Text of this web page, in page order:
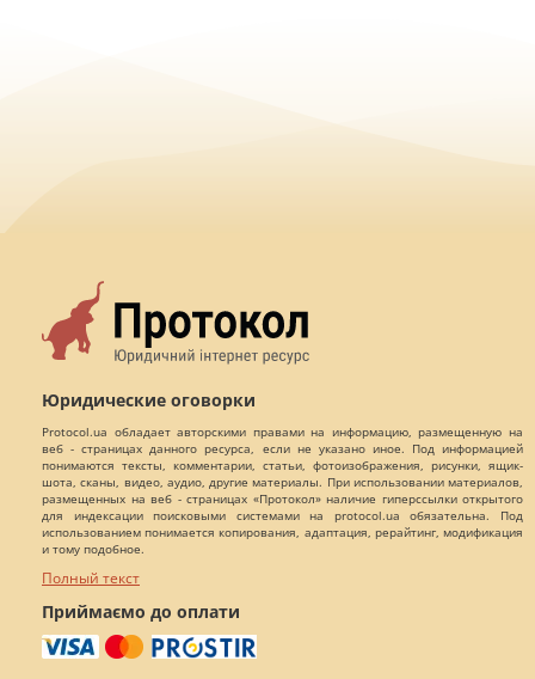
Юридические оговорки
Protocol.ua обладает авторскими правами на информацию, размещенную на
веб - страницах данного ресурса, если не указано иное. Под информацией
понимаются тексты, комментарии, статьи, фотоизображения, рисунки, ящик-
шота, сканы, видео, аудио, другие материалы. При использовании материалов,
размещенных на веб - страницах «Протокол» наличие гиперссылки открытого
для индексации поисковыми системами на protocol.ua обязательна. Под
использованием понимается копирования, адаптация, рерайтинг, модификация
и тому подобное.
Полный текст
Приймаємо до оплати